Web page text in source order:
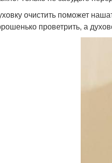
очистить поможет
проветрить, а